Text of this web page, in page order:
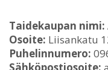
Taidekaupan nimi:
Osoite: Liisankatu
Puhelinnumero: